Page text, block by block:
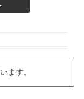
ます。